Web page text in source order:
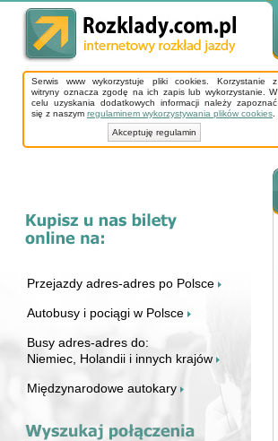
Serwis www wykorzystuje pliki cookies. Korzystanie z
witryny oznacza zgodę na ich zapis lub wykorzystanie. W
celu uzyskania dodatkowych informacji należy zapoznać
się z naszym regulaminem wykorzystywania plików cookies
Akceptuję regulamin
Przejazdy adres-adres po Polsce
Autobusy i pociągi w Polsce
Busy adres-adres do:
Niemiec, Holandii i innych krajów
Międzynarodowe autokary